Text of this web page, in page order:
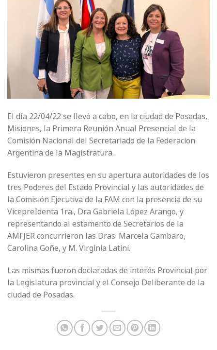
El día 22/04/22 se llevó a cabo, en la ciudad de Posadas,
Misiones, la Primera Reunión Anual Presencial de la
Comisión Nacional del Secretariado de la Federacion
Argentina de la Magistratura.
Estuvieron presentes en su apertura autoridades de los
tres Poderes del Estado Provincial y las autoridades de
la Comisión Ejecutiva de la FAM con la presencia de su
VicepreIdenta 1ra., Dra Gabriela López Arango, y
representando al estamento de Secretarios de la
AMFJER concurrieron las Dras. Marcela Gambaro,
Carolina Goñe, y M. Virginia Latini.
Las mismas fueron declaradas de interés Provincial por
la Legislatura provincial y el Consejo Deliberante de la
ciudad de Posadas.